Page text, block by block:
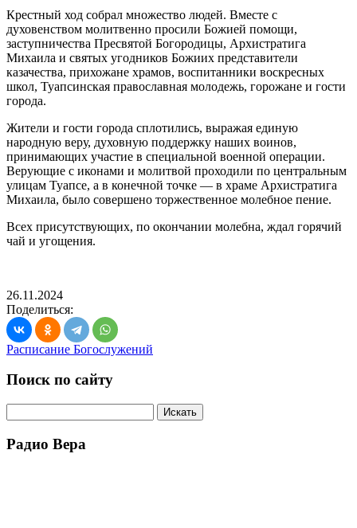
Крестный ход собрал множество людей. Вместе с
духовенством молитвенно просили Божией помощи,
заступничества Пресвятой Богородицы, Архистратига
Михаила и святых угодников Божиих представители
казачества, прихожане храмов, воспитанники воскресных
школ, Туапсинская православная молодежь, горожане и гости
города.
Жители и гости города сплотились, выражая единую
народную веру, духовную поддержку наших воинов,
принимающих участие в специальной военной операции.
Верующие с иконами и молитвой проходили по центральным
улицам Туапсе, а в конечной точке — в храме Архистратига
Михаила, было совершено торжественное молебное пение.
Всех присутствующих, по окончании молебна, ждал горячий
чай и угощения.
26.11.2024
Поделиться:
Расписание Богослужений
Поиск по сайту
Радио Вера